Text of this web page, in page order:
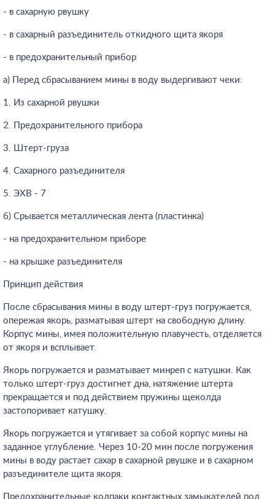
- в сахарную рвушку
- в сахарный разъединитель откидного щита якоря
- в предохранительный прибор
а) Перед сбрасыванием мины в воду выдергивают чеки:
1. Из сахарной рвушки
2. Предохранительного прибора
3. Штерт-груза
4. Сахарного разъединителя
5. ЭХВ - 7
б) Срывается металлическая лента (пластинка)
- на предохранительном приборе
- на крышке разъединителя
Принцип действия
После сбрасывания мины в воду штерт-груз погружается,
опережая якорь, разматывая штерт на свободную длину.
Корпус мины, имея положительную плавучесть, отделяется
от якоря и всплывает.
Якорь погружается и разматывает минреп с катушки. Как
только штерт-груз достигнет дна, натяжение штерта
прекращается и под действием пружины щеколда
застопоривает катушку.
Якорь погружается и утягивает за собой корпус мины на
заданное углубление. Через 10-20 мин после погружения
мины в воду растает сахар в сахарной рвушке и в сахарном
разъединителе щита якоря.
Предохранительные колпаки контактных замыкателей под